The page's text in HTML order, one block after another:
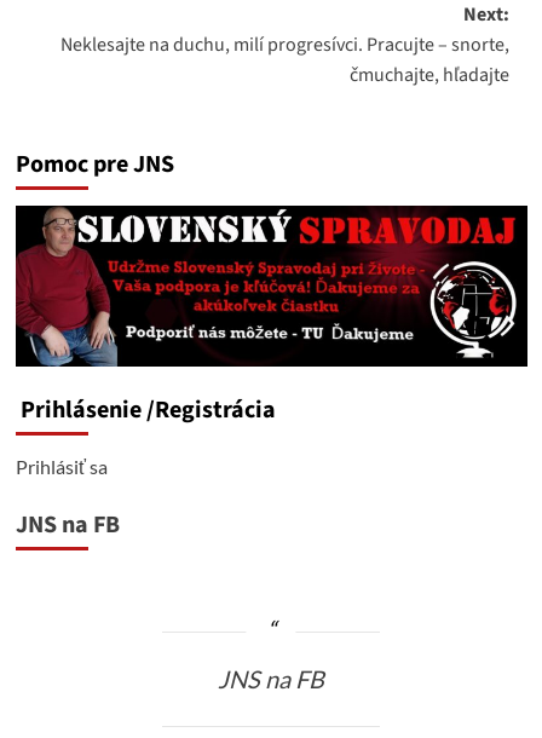
Next:
Neklesajte na duchu, milí progresívci. Pracujte – snorte,
čmuchajte, hľadajte
Pomoc pre JNS
Prihlásenie/Registrácia
Prihlásiť sa
JNS na FB
JNS na FB